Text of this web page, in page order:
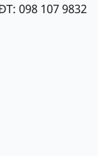
098 107 9832